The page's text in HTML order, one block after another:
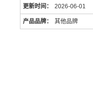
更新时间： 2026-06-01
产品品牌： 其他品牌